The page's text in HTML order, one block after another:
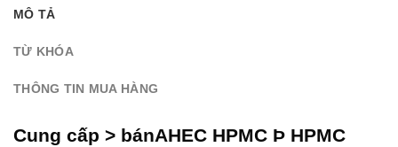
MÔ TẢ
TỪ KHÓA
THÔNG TIN MUA HÀNG
Cung cấp > bánAHEC HPMC Þ HPMC